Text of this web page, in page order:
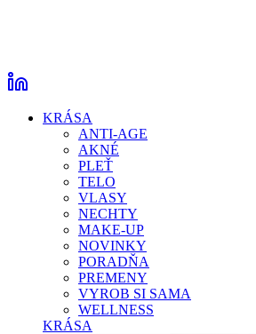
KRÁSA
ANTI-AGE
AKNÉ
PLEŤ
TELO
VLASY
NECHTY
MAKE-UP
NOVINKY
PORADŇA
PREMENY
VYROB SI SAMA
WELLNESS
KRÁSA